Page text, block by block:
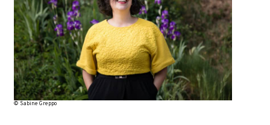
© Sabine Greppo